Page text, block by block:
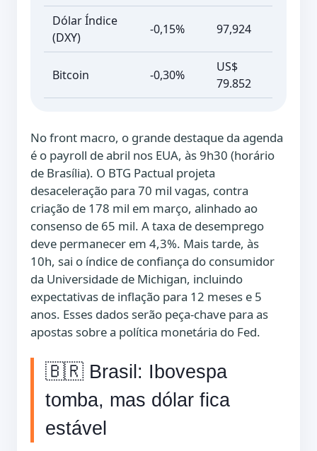
Dólar Índice
(DXY)
-0,15% 97,924
Bitcoin -0,30%
US$
79.852
No front macro, o grande destaque da agenda
é o payroll de abril nos EUA, às 9h30 (horário
de Brasília). O BTG Pactual projeta
desaceleração para 70 mil vagas, contra
criação de 178 mil em março, alinhado ao
consenso de 65 mil. A taxa de desemprego
deve permanecer em 4,3%. Mais tarde, às
10h, sai o índice de confiança do consumidor
da Universidade de Michigan, incluindo
expectativas de inflação para 12 meses e 5
anos. Esses dados serão peça-chave para as
apostas sobre a política monetária do Fed.
🇧🇷 Brasil: Ibovespa
tomba, mas dólar fica
estável